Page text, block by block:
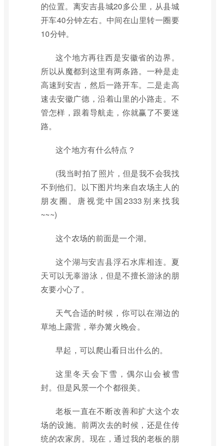
的位置。离安吉县城20多公里，从县城
开车40分钟左右。中间在山里转一圈要
10分钟。
这个地方再往西是安徽省的边界。
所以从魔都到这里有两条路。一种是走
高速到安吉，然后一路开车。二是走高
速去安徽广德，沿着山里的小路走。不
管怎样，跟着导航走，你就赢了不要迷
路。
这个地方有什么特点？
(我当时拍了照片，但是我不会我找
不到他们。以下图片均来自农场主人的
朋友圈。唐视觉中国2333别来找我
~~~)
这个农场的前面是一个湖。
这个湖与安吉县浮石水库相连。夏
天可以无辜游泳，但是不擅长游泳的朋
友要小心了。
天气合适的时候，你可以在湖边的
草地上露营，举办篝火晚会。
早起，可以爬山看日出什么的。
这里冬天会下雪，偶尔山会被雪
封。但是风景一个个都很美。
老板一直在不断改善和扩大这个农
场的设施。前两次去的时候，还是住传
统的农家房。现在，通过我的老板的朋